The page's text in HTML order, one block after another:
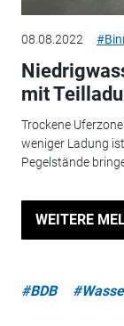
08.08.2022
mit
Trockene
weniger Ladung
Pegelstände
WEITERE
#BDB